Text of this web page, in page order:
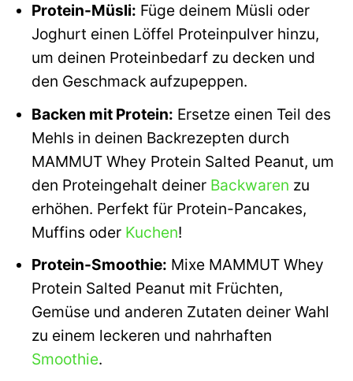
Protein-Müsli: Füge deinem Müsli oder
Joghurt einen Löffel Proteinpulver hinzu,
um deinen Proteinbedarf zu decken und
den Geschmack aufzupeppen.
Backen mit Protein: Ersetze einen Teil des
Mehls in deinen Backrezepten durch
MAMMUT Whey Protein Salted Peanut, um
den Proteingehalt deiner Backwaren zu
erhöhen. Perfekt für Protein-Pancakes,
Muffins oder Kuchen!
Protein-Smoothie: Mixe MAMMUT Whey
Protein Salted Peanut mit Früchten,
Gemüse und anderen Zutaten deiner Wahl
zu einem leckeren und nahrhaften
Smoothie.